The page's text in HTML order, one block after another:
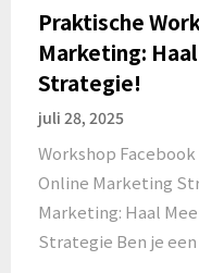
Praktische
Marketing:
Strategie!
juli 28, 2025
Workshop
Online Marketing
Marketing: Haal
Strategie Ben je